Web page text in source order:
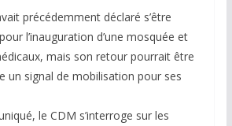
précédemment déclaré s’être
l’inauguration d’une mosquée et
mais son retour pourrait être
un signal de mobilisation pour ses
le CDM s’interroge sur les